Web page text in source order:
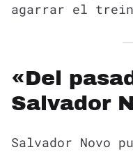
agarrar el
«Del
Salvador
Salvador Novo